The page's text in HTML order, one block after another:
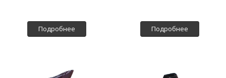
Подробнее Подробнее